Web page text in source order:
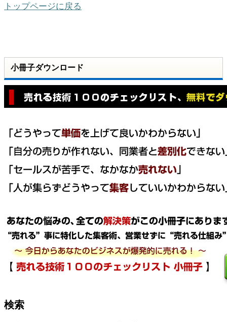
トップページに戻る
小冊子ダウンロード
検索